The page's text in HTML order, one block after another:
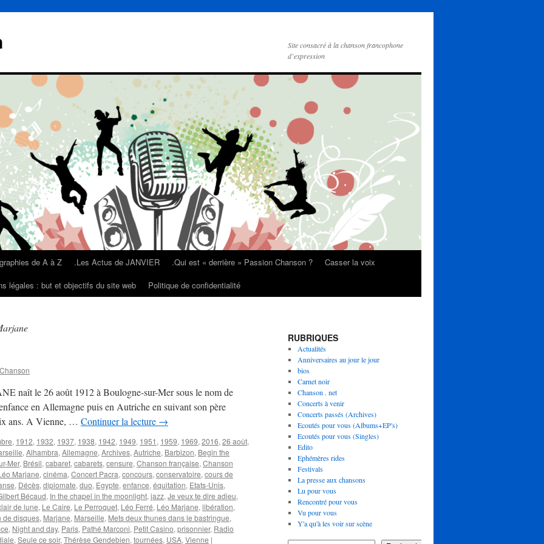
Site consacré à la chanson francophone
d’expression
de A à Z .Les Actus de JANVIER .Qui est « derrière » Passion Chanson ?
Casser la voix
légales : but et objectifs du site web Politique de confidentialité
naît le 26 août 1912 à Boulogne-sur-Mer sous le nom de
en Allemagne puis en Autriche en suivant son père
ans. A Vienne, … Continuer la lecture →
, 1912, 1932, 1937, 1938, 1942, 1949, 1951 , 1959, 1969, 2016, 26 août,
, Alhambra, Allemagne, Archives, Autriche, Barbizon, Begin the
Mer, Brésil, cabaret, cabarets, censure, Chanson française, Chanson
Marjane, cinéma, Concert Pacra, concours, conservatoire, cours de
, Décès, diplomate, duo, Egypte, enfance, équitation, Etats-Unis,
Bécaud, In the chapel in the moonlight, jazz, Je veux te dire adieu,
de lune, Le Caire, Le Perroquet, Léo Ferré, Léo Marjane, libération,
de disques, Marjane, Marseille, Mets deux thunes dans le bastringue,
, Night and day, Paris, Pathé Marconi, Petit Casino, prisonnier, Radio
, Seule ce soir, Thérèse Gendebien, tournées, USA, Vienne |
RUBRIQUES
Actualités
Anniversaires au jour le jour
bios
Carnet noir
Chanson . net
Concerts à venir
Concerts passés (Archives)
Ecoutés pour vous (Albums+EP's)
Ecoutés pour vous (Singles)
Edito
Ephémères rides
Festivals
La presse aux chansons
Lu pour vous
Rencontré pour vous
Vu pour vous
Y'a qu'à les voir sur scène